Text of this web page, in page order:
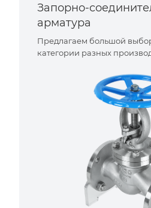
Запорно-
арматура
Предлагаем большой
категории разных